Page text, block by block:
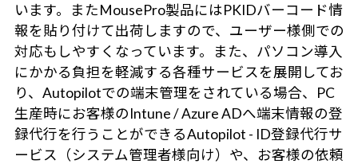
います。またMousePro製品にはPKIDバーコード情
報を貼り付けて出荷しますので、ユーザー様側での
対応もしやすくなっています。また、パソコン導入
にかかる負担を軽減する各種サービスを展開してお
り、Autopilotでの端末管理をされている場合、PC
生産時にお客様のIntune / Azure ADへ端末情報の登
録代行を行うことができるAutopilot - ID登録代行サ
ービス（システム管理者様向け）や、お客様の依頼